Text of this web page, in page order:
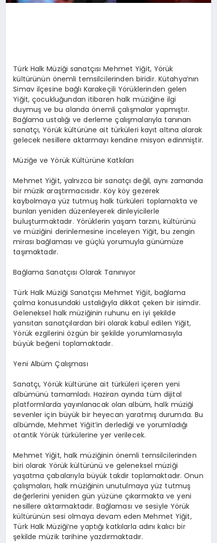
OYUN
Türk Halk Müziği sanatçısı Mehmet Yiğit, Yörük
kültürünün önemli temsilcilerinden biridir. Kütahya’nın
Simav ilçesine bağlı Karakeçili Yörüklerinden gelen
Yiğit, çocukluğundan itibaren halk müziğine ilgi
duymuş ve bu alanda önemli çalışmalar yapmıştır.
Bağlama ustalığı ve derleme çalışmalarıyla tanınan
sanatçı, Yörük kültürüne ait türküleri kayıt altına alarak
gelecek nesillere aktarmayı kendine misyon edinmiştir.
Müziğe ve Yörük Kültürüne Katkıları
Mehmet Yiğit, yalnızca bir sanatçı değil, aynı zamanda
bir müzik araştırmacısıdır. Köy köy gezerek
kaybolmaya yüz tutmuş halk türküleri toplamakta ve
bunları yeniden düzenleyerek dinleyicilerle
buluşturmaktadır. Yörüklerin yaşam tarzını, kültürünü
ve müziğini derinlemesine inceleyen Yiğit, bu zengin
mirası bağlaması ve güçlü yorumuyla günümüze
taşımaktadır.
Bağlama Sanatçısı Olarak Tanınıyor
Türk Halk Müziği Sanatçısı Mehmet Yiğit, bağlama
çalma konusundaki ustalığıyla dikkat çeken bir isimdir.
Geleneksel halk müziğinin ruhunu en iyi şekilde
yansıtan sanatçılardan biri olarak kabul edilen Yiğit,
Yörük ezgilerini özgün bir şekilde yorumlamasıyla
büyük beğeni toplamaktadır.
Yeni Albüm Çalışması
Sanatçı, Yörük kültürüne ait türküleri içeren yeni
albümünü tamamladı. Haziran ayında tüm dijital
platformlarda yayınlanacak olan albüm, halk müziği
sevenler için büyük bir heyecan yaratmış durumda. Bu
albümde, Mehmet Yiğit’in derlediği ve yorumladığı
otantik Yörük türkülerine yer verilecek.
Mehmet Yiğit, halk müziğinin önemli temsilcilerinden
biri olarak Yörük kültürünü ve geleneksel müziği
yaşatma çabalarıyla büyük takdir toplamaktadır. Onun
çalışmaları, halk müziğinin unutulmaya yüz tutmuş
değerlerini yeniden gün yüzüne çıkarmakta ve yeni
nesillere aktarmaktadır. Bağlaması ve sesiyle Yörük
kültürünün sesi olmaya devam eden Mehmet Yiğit,
Türk Halk Müziği’ne yaptığı katkılarla adını kalıcı bir
şekilde müzik tarihine yazdırmaktadır.